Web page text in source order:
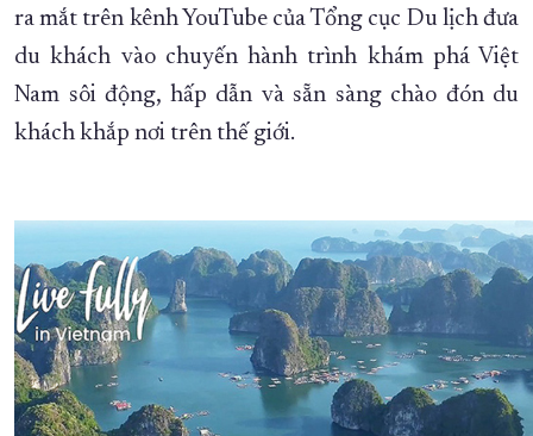
ĐẠI HỘI ĐẢNG CÁC CẤP TRANG CHỦ VỀ BÁO KHÁNH HÒA
ra mắt trên kênh YouTube của Tổng cục Du lịch đưa
du khách vào chuyến hành trình khám phá Việt
Nam sôi động, hấp dẫn và sẵn sàng chào đón du
khách khắp nơi trên thế giới.